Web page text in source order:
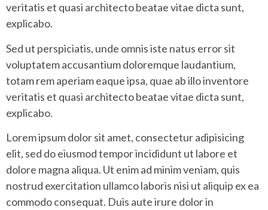
veritatis et quasi architecto beatae vitae dicta sunt,
explicabo.
Sed ut perspiciatis, unde omnis iste natus error sit
voluptatem accusantium doloremque laudantium,
totam rem aperiam eaque ipsa, quae ab illo inventore
veritatis et quasi architecto beatae vitae dicta sunt,
explicabo.
Lorem ipsum dolor sit amet, consectetur adipisicing
elit, sed do eiusmod tempor incididunt ut labore et
dolore magna aliqua. Ut enim ad minim veniam, quis
nostrud exercitation ullamco laboris nisi ut aliquip ex ea
commodo consequat. Duis aute irure dolor in